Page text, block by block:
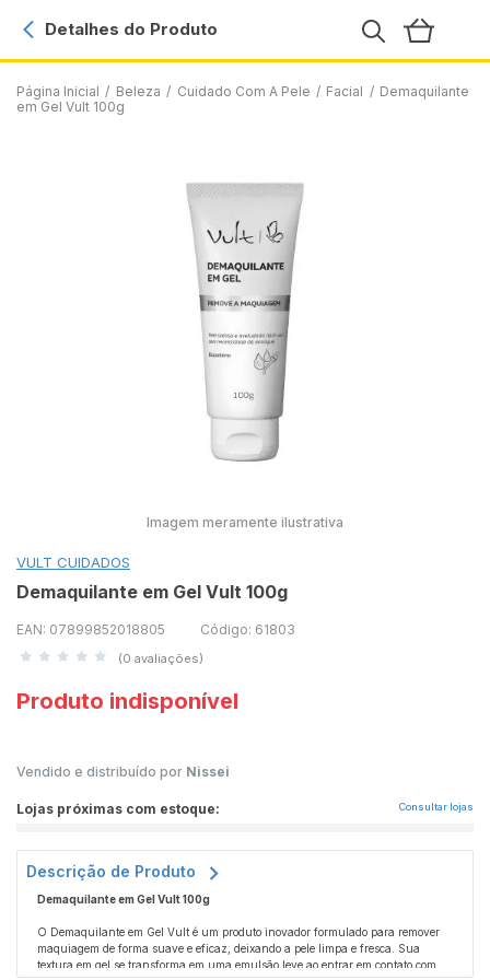
Página Inicial / Beleza / Cuidado Com A Pele / Facial / Demaquilante
em Gel Vult 100g
Detalhes do Produto
Imagem meramente ilustrativa
VULT CUIDADOS
Demaquilante em Gel Vult 100g
EAN: 07899852018805 Código: 61803
(0 avaliações)
Produto indisponível
Vendido e distribuído por Nissei
Lojas próximas com estoque: Consultar lojas
Descrição de Produto
Demaquilante em Gel Vult 100g
O Demaquilante em Gel Vult é um produto inovador formulado para remover
maquiagem de forma suave e eficaz, deixando a pele limpa e fresca. Sua
textura em gel se transforma em uma emulsão leve ao entrar em contato com a